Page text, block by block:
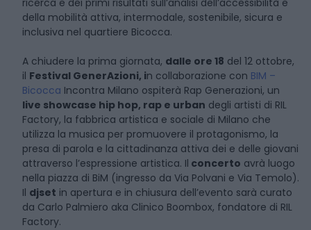
ricerca e dei primi risultati sull’analisi dell’accessibilità e
della mobilità attiva, intermodale, sostenibile, sicura e
inclusiva nel quartiere Bicocca.
A chiudere la prima giornata, dalle ore 18 del 12 ottobre,
il Festival GenerAzioni, in collaborazione con BIM –
Bicocca Incontra Milano ospiterà Rap Generazioni, un
live showcase hip hop, rap e urban degli artisti di RIL
Factory, la fabbrica artistica e sociale di Milano che
utilizza la musica per promuovere il protagonismo, la
presa di parola e la cittadinanza attiva dei e delle giovani
attraverso l’espressione artistica. Il concerto avrà luogo
nella piazza di BiM (ingresso da Via Polvani e Via Temolo).
Il djset in apertura e in chiusura dell’evento sarà curato
da Carlo Palmiero aka Clinico Boombox, fondatore di RIL
Factory.